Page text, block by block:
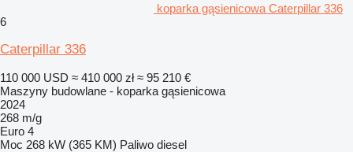
koparka gąsienicowa Caterpillar 336
6
Caterpillar 336
110 000 USD ≈ 410 000 zł ≈ 95 210 €
Maszyny budowlane - koparka gąsienicowa
2024
268 m/g
Euro 4
Moc 268 kW (365 KM) Paliwo diesel